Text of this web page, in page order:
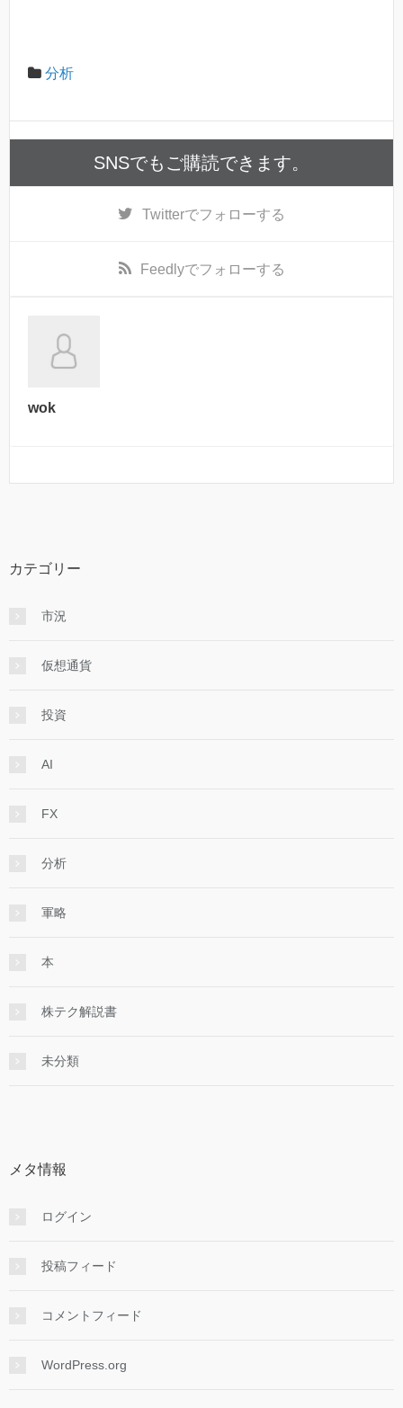
分析
SNSでもご購読できます。
Twitterでフォローする
Feedlyでフォローする
wok
カテゴリー
市況
仮想通貨
投資
AI
FX
分析
軍略
本
株テク解説書
未分類
メタ情報
ログイン
投稿フィード
コメントフィード
WordPress.org